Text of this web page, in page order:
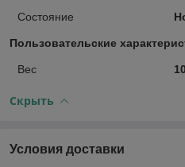
Состояние
Пользовательские
Вес
Скрыть
Условия доставки